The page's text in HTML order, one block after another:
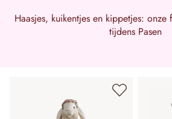
Haasjes, kuikentjes en kippetjes:
tijdens Pasen